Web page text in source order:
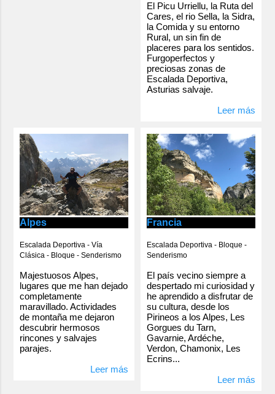
El Picu Urriellu, la Ruta del
Cares, el rio Sella, la Sidra,
la Comida y su entorno
Rural, un sin fin de
placeres para los sentidos.
Furgoperfectos y
preciosas zonas de
Escalada Deportiva,
Asturias salvaje.
Leer más
Alpes
Escalada Deportiva - Vía
Clásica - Bloque - Senderismo
Majestuosos Alpes,
lugares que me han dejado
completamente
maravillado. Actividades
de montaña me dejaron
descubrir hermosos
rincones y salvajes
parajes.
Leer más
Francia
Escalada Deportiva - Bloque -
Senderismo
El país vecino siempre a
despertado mi curiosidad y
he aprendido a disfrutar de
su cultura, desde los
Pirineos a los Alpes, Les
Gorgues du Tarn,
Gavarnie, Ardéche,
Verdon, Chamonix, Les
Ecrins...
Leer más